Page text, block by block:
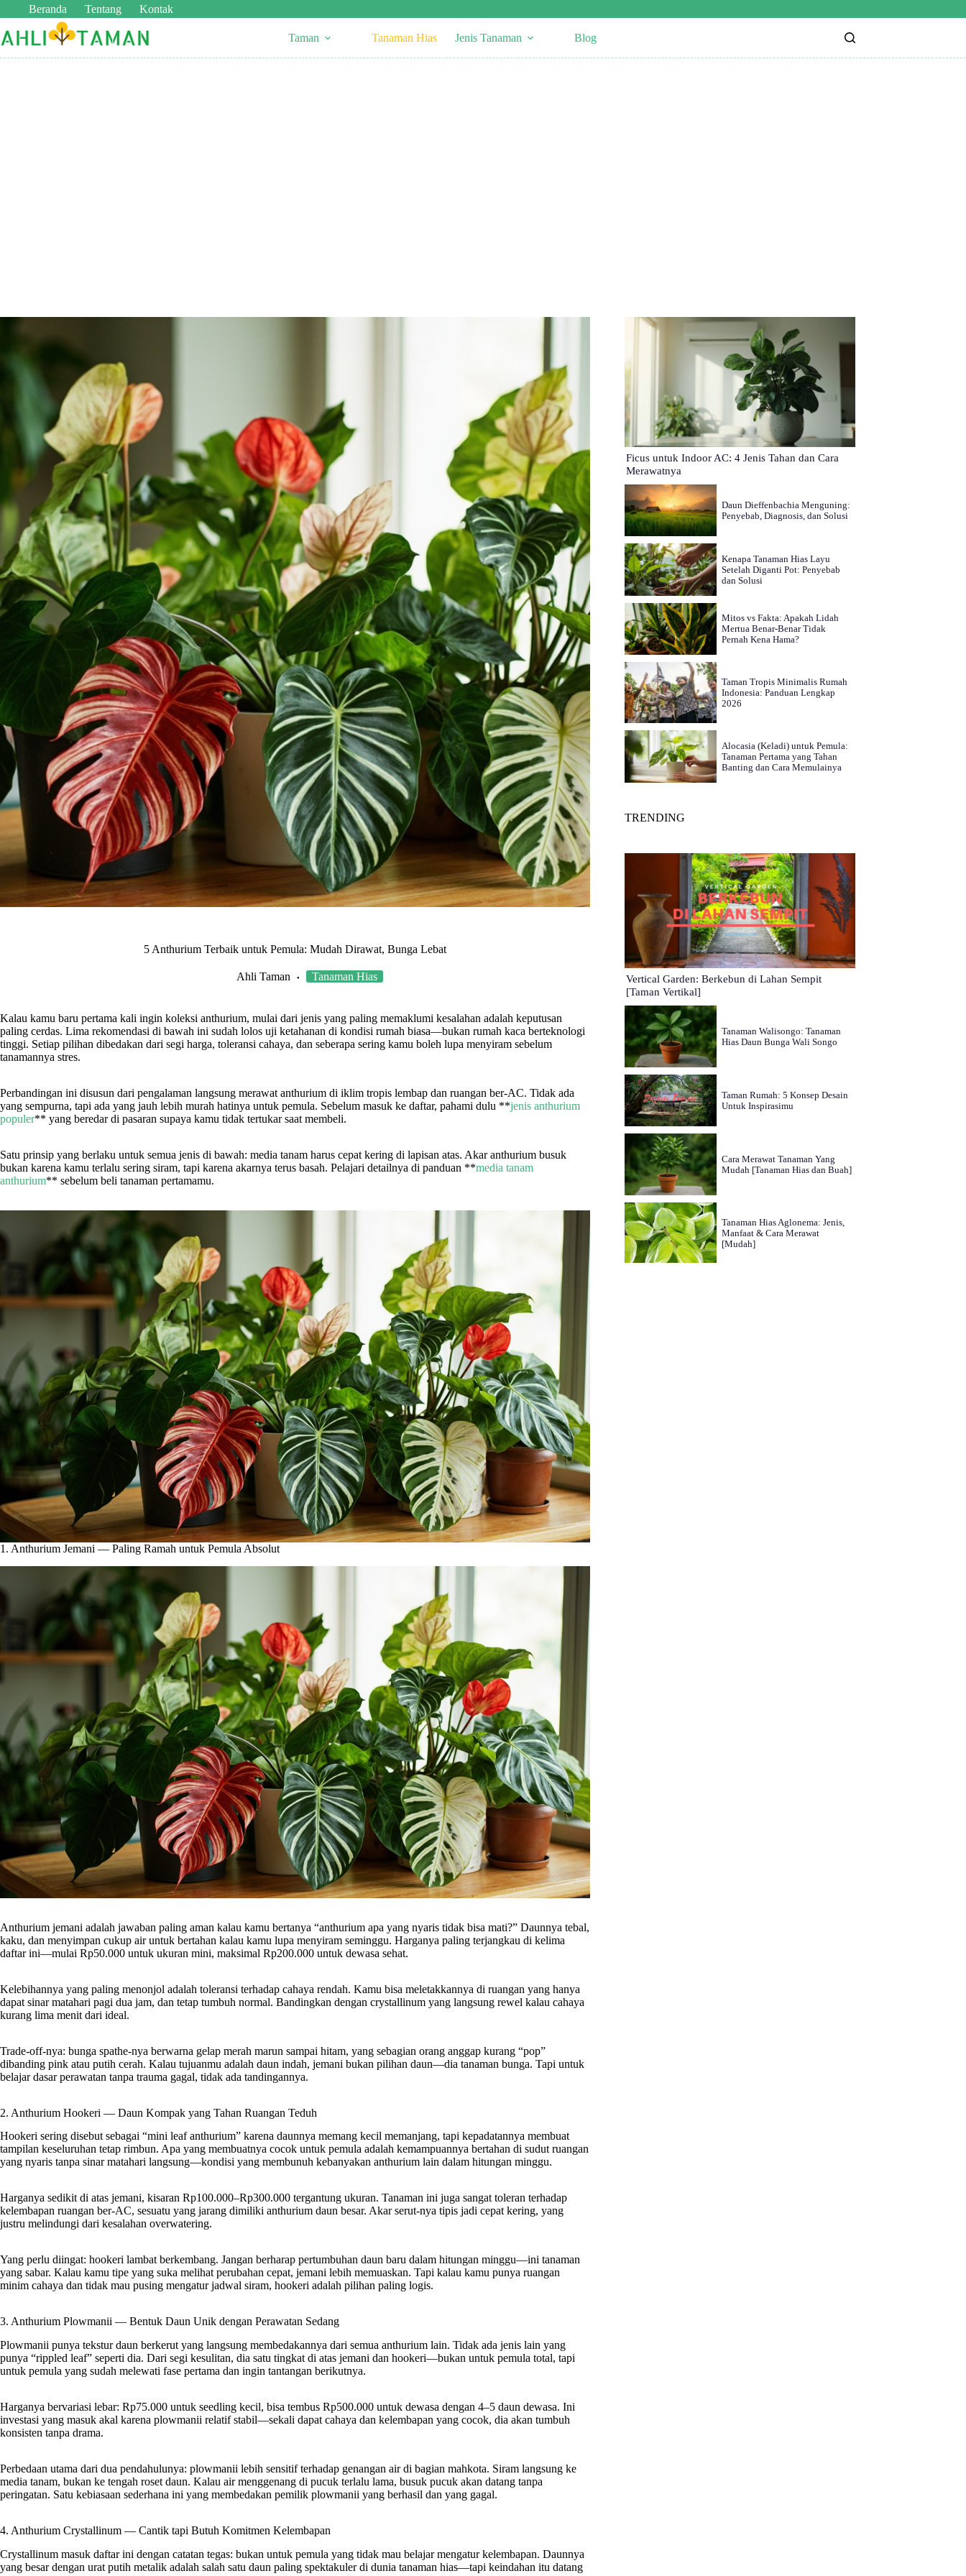
Beranda Tentang Kontak
Taman Tanaman Hias Jenis Tanaman Blog
5 Anthurium Terbaik untuk Pemula: Mudah Dirawat, Bunga Lebat
Ahli Taman Tanaman Hias
Kalau kamu baru pertama kali ingin koleksi anthurium, mulai dari jenis yang paling memaklumi kesalahan adalah keputusan
paling cerdas. Lima rekomendasi di bawah ini sudah lolos uji ketahanan di kondisi rumah biasa—bukan rumah kaca berteknologi
tinggi. Setiap pilihan dibedakan dari segi harga, toleransi cahaya, dan seberapa sering kamu boleh lupa menyiram sebelum
tanamannya stres.
Perbandingan ini disusun dari pengalaman langsung merawat anthurium di iklim tropis lembap dan ruangan ber-AC. Tidak ada
yang sempurna, tapi ada yang jauh lebih murah hatinya untuk pemula. Sebelum masuk ke daftar, pahami dulu **jenis anthurium
populer** yang beredar di pasaran supaya kamu tidak tertukar saat membeli.
Satu prinsip yang berlaku untuk semua jenis di bawah: media tanam harus cepat kering di lapisan atas. Akar anthurium busuk
bukan karena kamu terlalu sering siram, tapi karena akarnya terus basah. Pelajari detailnya di panduan **media tanam
anthurium** sebelum beli tanaman pertamamu.
1. Anthurium Jemani — Paling Ramah untuk Pemula Absolut
Anthurium jemani adalah jawaban paling aman kalau kamu bertanya “anthurium apa yang nyaris tidak bisa mati?” Daunnya tebal,
kaku, dan menyimpan cukup air untuk bertahan kalau kamu lupa menyiram seminggu. Harganya paling terjangkau di kelima
daftar ini—mulai Rp50.000 untuk ukuran mini, maksimal Rp200.000 untuk dewasa sehat.
Kelebihannya yang paling menonjol adalah toleransi terhadap cahaya rendah. Kamu bisa meletakkannya di ruangan yang hanya
dapat sinar matahari pagi dua jam, dan tetap tumbuh normal. Bandingkan dengan crystallinum yang langsung rewel kalau cahaya
kurang lima menit dari ideal.
Trade-off-nya: bunga spathe-nya berwarna gelap merah marun sampai hitam, yang sebagian orang anggap kurang “pop”
dibanding pink atau putih cerah. Kalau tujuanmu adalah daun indah, jemani bukan pilihan daun—dia tanaman bunga. Tapi untuk
belajar dasar perawatan tanpa trauma gagal, tidak ada tandingannya.
2. Anthurium Hookeri — Daun Kompak yang Tahan Ruangan Teduh
Hookeri sering disebut sebagai “mini leaf anthurium” karena daunnya memang kecil memanjang, tapi kepadatannya membuat
tampilan keseluruhan tetap rimbun. Apa yang membuatnya cocok untuk pemula adalah kemampuannya bertahan di sudut ruangan
yang nyaris tanpa sinar matahari langsung—kondisi yang membunuh kebanyakan anthurium lain dalam hitungan minggu.
Harganya sedikit di atas jemani, kisaran Rp100.000–Rp300.000 tergantung ukuran. Tanaman ini juga sangat toleran terhadap
kelembapan ruangan ber-AC, sesuatu yang jarang dimiliki anthurium daun besar. Akar serut-nya tipis jadi cepat kering, yang
justru melindungi dari kesalahan overwatering.
Yang perlu diingat: hookeri lambat berkembang. Jangan berharap pertumbuhan daun baru dalam hitungan minggu—ini tanaman
yang sabar. Kalau kamu tipe yang suka melihat perubahan cepat, jemani lebih memuaskan. Tapi kalau kamu punya ruangan
minim cahaya dan tidak mau pusing mengatur jadwal siram, hookeri adalah pilihan paling logis.
3. Anthurium Plowmanii — Bentuk Daun Unik dengan Perawatan Sedang
Plowmanii punya tekstur daun berkerut yang langsung membedakannya dari semua anthurium lain. Tidak ada jenis lain yang
punya “rippled leaf” seperti dia. Dari segi kesulitan, dia satu tingkat di atas jemani dan hookeri—bukan untuk pemula total, tapi
untuk pemula yang sudah melewati fase pertama dan ingin tantangan berikutnya.
Harganya bervariasi lebar: Rp75.000 untuk seedling kecil, bisa tembus Rp500.000 untuk dewasa dengan 4–5 daun dewasa. Ini
investasi yang masuk akal karena plowmanii relatif stabil—sekali dapat cahaya dan kelembapan yang cocok, dia akan tumbuh
konsisten tanpa drama.
Perbedaan utama dari dua pendahulunya: plowmanii lebih sensitif terhadap genangan air di bagian mahkota. Siram langsung ke
media tanam, bukan ke tengah roset daun. Kalau air menggenang di pucuk terlalu lama, busuk pucuk akan datang tanpa
peringatan. Satu kebiasaan sederhana ini yang membedakan pemilik plowmanii yang berhasil dan yang gagal.
4. Anthurium Crystallinum — Cantik tapi Butuh Komitmen Kelembapan
Crystallinum masuk daftar ini dengan catatan tegas: bukan untuk pemula yang tidak mau belajar mengatur kelembapan. Daunnya
yang besar dengan urat putih metalik adalah salah satu daun paling spektakuler di dunia tanaman hias—tapi keindahan itu datang
Ficus untuk Indoor AC: 4 Jenis Tahan dan Cara
Merawatnya
Daun Dieffenbachia Menguning:
Penyebab, Diagnosis, dan Solusi
Kenapa Tanaman Hias Layu
Setelah Diganti Pot: Penyebab
dan Solusi
Mitos vs Fakta: Apakah Lidah
Mertua Benar-Benar Tidak
Pernah Kena Hama?
Taman Tropis Minimalis Rumah
Indonesia: Panduan Lengkap
2026
Alocasia (Keladi) untuk Pemula:
Tanaman Pertama yang Tahan
Banting dan Cara Memulainya
TRENDING
Vertical Garden: Berkebun di Lahan Sempit
[Taman Vertikal]
Tanaman Walisongo: Tanaman
Hias Daun Bunga Wali Songo
Taman Rumah: 5 Konsep Desain
Untuk Inspirasimu
Cara Merawat Tanaman Yang
Mudah [Tanaman Hias dan Buah]
Tanaman Hias Aglonema: Jenis,
Manfaat & Cara Merawat
[Mudah]